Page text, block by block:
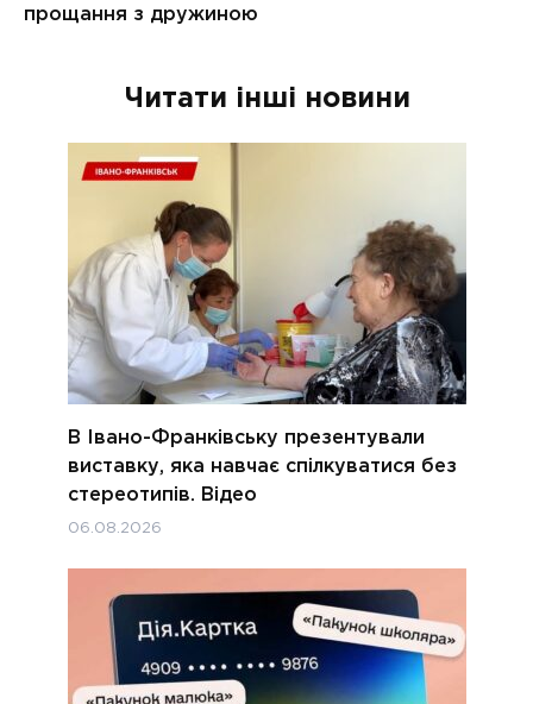
Читати інші новини
В Івано-Франківську презентували
виставку, яка навчає спілкуватися без
стереотипів. Відео
06.08.2026